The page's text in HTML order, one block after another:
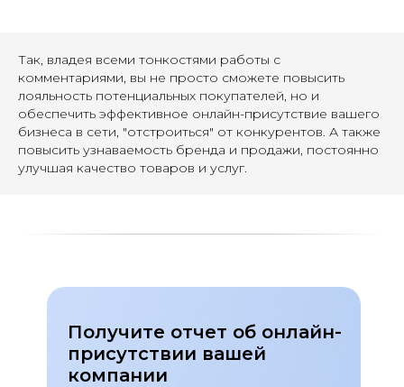
Так, владея всеми тонкостями работы с
комментариями, вы не просто сможете повысить
лояльность потенциальных покупателей, но и
обеспечить эффективное онлайн-присутствие вашего
бизнеса в сети, "отстроиться" от конкурентов. А также
повысить узнаваемость бренда и продажи, постоянно
улучшая качество товаров и услуг.
Получите отчет об онлайн-
присутствии вашей
компании